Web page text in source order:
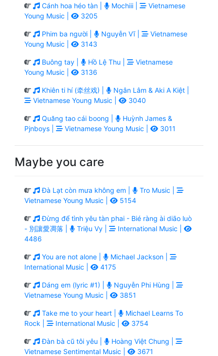
Cánh hoa héo tàn | Mochiii |
Vietnamese
Young Music |
3205
Phim ba người | Nguyễn Vĩ |
Vietnamese
Young Music |
3143
Buông tay | Hồ Lệ Thu |
Vietnamese
Young Music |
3136
Khiên ti hí (牵丝戏) |
Ngân Lâm & Aki A Kiệt |
Vietnamese Young Music |
3040
Quăng tao cái boong |
Huỳnh James &
Pjnboys |
Vietnamese Young Music | 3011
Maybe you care
Đà Lạt còn mưa không em |
Tro Music |
Vietnamese Young Music |
5154
Đừng để tình yêu tàn phai - Bié ràng ài diāo luò
- 別讓愛凋落 |
Triệu Vy |
International Music |
4486
You are not alone |
Michael Jackson |
International Music |
4175
Dáng em (lyric #1) |
Nguyễn Phi Hùng |
Vietnamese Young Music |
3851
Take me to your heart |
Michael Learns To
Rock |
International Music | 3754
Đàn bà cũ tôi yêu |
Hoàng Việt Chung |
Vietnamese Sentimental Music |
3671